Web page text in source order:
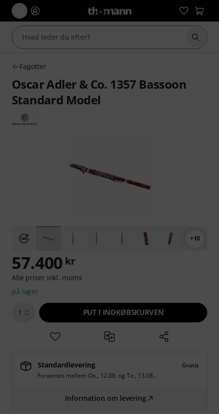
Start
Fagotter
Oscar Adler & Co. 1357 Bassoon
Standard Model
+10
57.400 kr
Alle priser inkl. moms
på lager
1 PUT I INDKØBSKURVEN
Standardlevering
Gratis
Forventes mellem On., 12.08. og To., 13.08..
Information om levering